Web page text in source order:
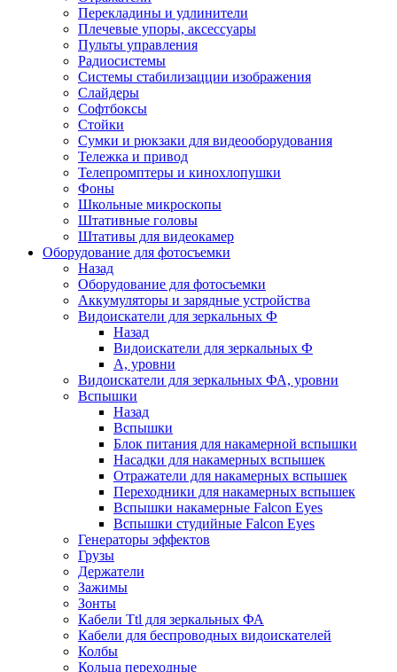
Перекладины и удлинители
Плечевые упоры, аксессуары
Пульты управления
Радиосистемы
Системы стабилизацции изображения
Слайдеры
Софтбоксы
Стойки
Сумки и рюкзаки для видеооборудования
Тележка и привод
Телепромптеры и кинохлопушки
Фоны
Школьные микроскопы
Штативные головы
Штативы для видеокамер
Оборудование для фотосъемки
Назад
Оборудование для фотосъемки
Аккумуляторы и зарядные устройства
Видоискатели для зеркальных Ф
Назад
Видоискатели для зеркальных Ф
А, уровни
Видоискатели для зеркальных ФА, уровни
Вспышки
Назад
Вспышки
Блок питания для накамерной вспышки
Насадки для накамерных вспышек
Отражатели для накамерных вспышек
Переходники для накамерных вспышек
Вспышки накамерные Falcon Eyes
Вспышки студийные Falcon Eyes
Генераторы эффектов
Грузы
Держатели
Зажимы
Зонты
Кабели Ttl для зеркальных ФА
Кабели для беспроводных видоискателей
Колбы
Кольца переходные